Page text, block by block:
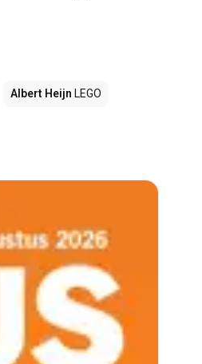
Albert Heijn LEGO